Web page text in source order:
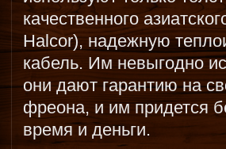
качественного
Halcor), надежную
кабель. Им невыгодно
они дают гарантию на
фреона, и им придется
время и деньги.